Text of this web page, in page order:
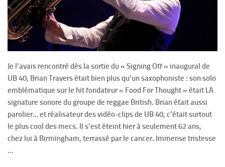
Je l’avais rencontré dès la sortie du « Signing Off » inaugural de
UB 40, Brian Travers était bien plus qu’un saxophoniste : son solo
emblématique sur le hit fondateur « Food For Thought » était LA
signature sonore du groupe de reggae British. Brian était aussi
parolier… et réalisateur des vidéo-clips de UB 40, c’était surtout
le plus cool des mecs. Il s’est éteint hier à seulement 62 ans,
chez lui à Birmingham, terrassé par le cancer. Immense tristesse
…